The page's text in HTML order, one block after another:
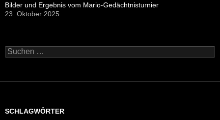
Bilder und Ergebnis vom Mario-Gedächtnisturnier
23. Oktober 2025
Suchen
nach:
SCHLAGWÖRTER